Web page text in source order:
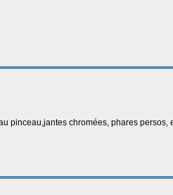
pinceau,jantes chromées, phares persos,